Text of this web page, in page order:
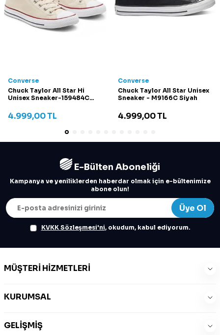
Converse
Chuck Taylor All Star Hi
Unisex Sneaker-159484C
4.999,00TL
Converse
Chuck Taylor All Star Unisex
Sneaker - M9166C Siyah
4.999,00TL
E-Bülten Aboneliği
Kampanya ve yeniliklerden haberdar olmak için e-bültenimize
abone olun!
Üye Ol
KVKK Sözleşmesi'ni, okudum, kabul ediyorum.
MÜŞTERI HIZMETLERI
KURUMSAL
GELIŞMIŞ